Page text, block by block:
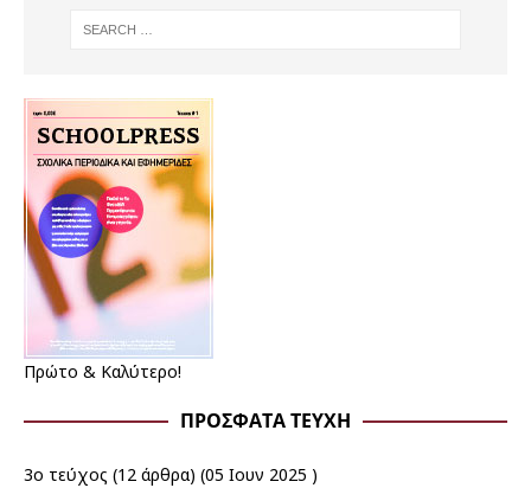
Πρώτο & Καλύτερο!
ΠΡΌΣΦΑΤΑ ΤΕΎΧΗ
3ο τεύχος (12 άρθρα) (05 Ιουν 2025 )